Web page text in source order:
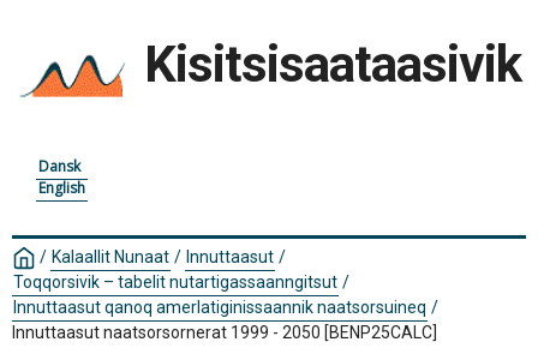
Kisitsisaataasivik
Dansk
English
/ Kalaallit Nunaat / Innuttaasut /
Toqqorsivik – tabelit nutartigassaanngitsut /
Innuttaasut qanoq amerlatiginissaannik naatsorsuineq /
Innuttaasut naatsorsornerat 1999 - 2050 [BENP25CALC]